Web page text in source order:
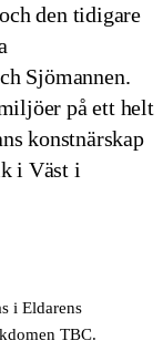
den tidigare
Sjömannen.
på ett helt
konstnärskap
i Väst i
i Eldarens
TBC.